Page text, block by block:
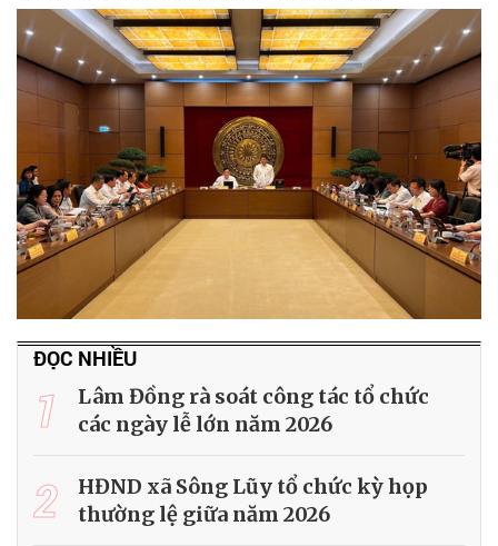
ĐỌC NHIỀU
1
Lâm Đồng rà soát công tác tổ chức
các ngày lễ lớn năm 2026
2
HĐND xã Sông Lũy tổ chức kỳ họp
thường lệ giữa năm 2026